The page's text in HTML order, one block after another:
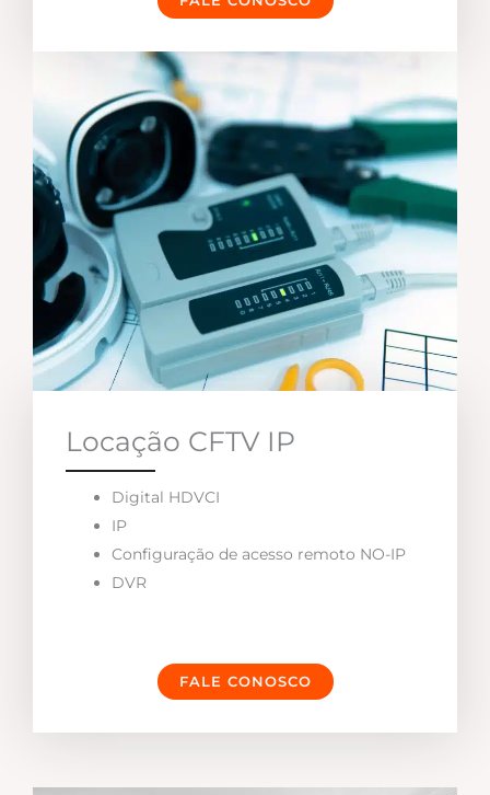
Locação CFTV IP
Digital HDVCI
IP
Configuração de acesso remoto NO-IP
DVR
FALE CONOSCO